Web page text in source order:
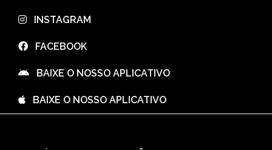
⠀INSTAGRAM
⠀FACEBOOK
⠀BAIXE O NOSSO APLICATIVO
⠀BAIXE O NOSSO APLICATIVO